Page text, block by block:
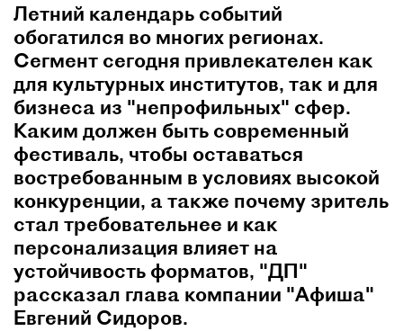
Летний календарь событий
обогатился во многих регионах.
Сегмент сегодня привлекателен как
для культурных институтов, так и для
бизнеса из "непрофильных" сфер.
Каким должен быть современный
фестиваль, чтобы оставаться
востребованным в условиях высокой
конкуренции, а также почему зритель
стал требовательнее и как
персонализация влияет на
устойчивость форматов, "ДП"
рассказал глава компании "Афиша"
Евгений Сидоров.